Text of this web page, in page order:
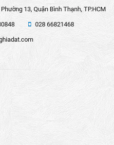
13, Quận Bình Thạnh, TP.HCM
028 66821468